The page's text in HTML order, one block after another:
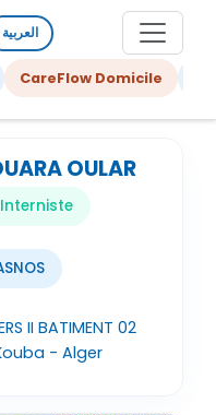
العربية
CareFlow Domicile
OULAR
II BATIMENT 02
- Alger